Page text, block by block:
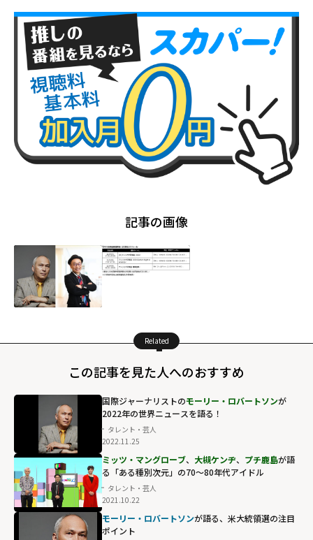
記事の画像
Related
この記事を見た人へのおすすめ
国際ジャーナリストのモーリー・ロバートソンが
2022年の世界ニュースを語る！
タレント・芸人
2022.11.25
ミッツ・マングローブ、 大槻ケンヂ、 プチ鹿島が語
る「ある種別次元」の70～80年代アイドル
タレント・芸人
2021.10.22
モーリー・ロバートソンが語る、米大統領選の注目
ポイント